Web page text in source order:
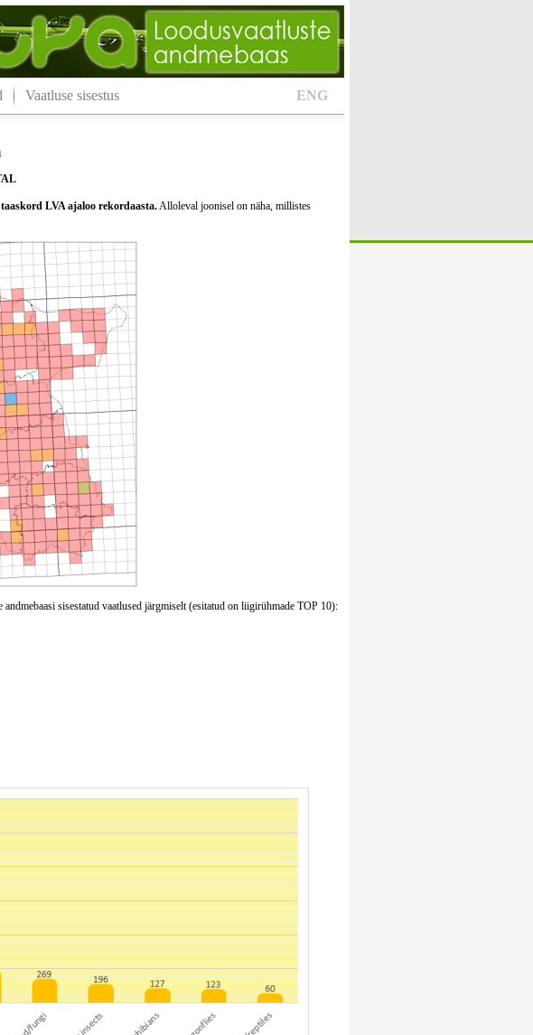
ENG
Vaatluse sisestus
LVA ajaloo rekordaasta.Alloleval joonisel on näha, millistes
sisestatud vaatlused järgmiselt (esitatud on liigirühmade TOP 10):